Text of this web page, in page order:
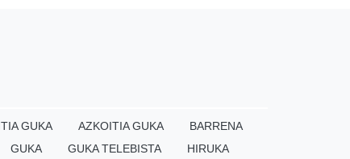
GUKA AZKOITIA GUKA
BARRENA
GUKA GUKA TELEBISTA HIRUKA